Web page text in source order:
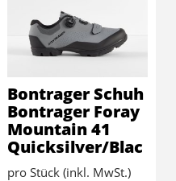
Bontrager Schuh
Bontrager Foray
Mountain 41
Quicksilver/Blac
pro Stück (inkl. MwSt.)